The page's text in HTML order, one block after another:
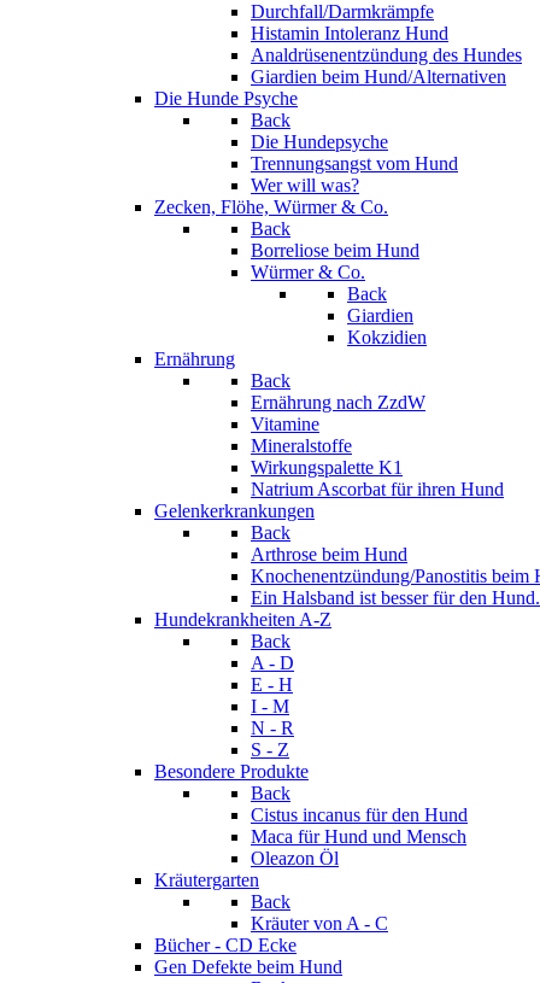
Durchfall/Darmkrämpfe
Histamin Intoleranz Hund
Analdrüsenentzündung des Hundes
Giardien beim Hund/Alternativen
Die Hunde Psyche
Back
Die Hundepsyche
Trennungsangst vom Hund
Wer will was?
Zecken, Flöhe, Würmer & Co.
Back
Borreliose beim Hund
Würmer & Co.
Back
Giardien
Kokzidien
Ernährung
Back
Ernährung nach ZzdW
Vitamine
Mineralstoffe
Wirkungspalette K1
Natrium Ascorbat für ihren Hund
Gelenkerkrankungen
Back
Arthrose beim Hund
Knochenentzündung/Panostitis beim
Ein Halsband ist besser für den
Hundekrankheiten A-Z
Back
A - D
E - H
I - M
N - R
S - Z
Besondere Produkte
Back
Cistus incanus für den Hund
Maca für Hund und Mensch
Oleazon Öl
Kräutergarten
Back
Kräuter von A - C
Bücher - CD Ecke
Gen Defekte beim Hund